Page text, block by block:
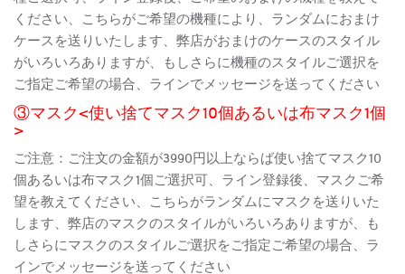
ください、こちらがご希望の機種により、ランダムにおまけ
ケースを送りいたします、弊店がおまけのケースのスタイル
がいろいろありますが、もしさらに機種のスタイルご選択を
ご指定ご希望の場合、ラインでメッセージを送ってください
③マスク<使い捨てマスク10個あるいは布マスク1個
>
ご注意：ご注文の金額が3990円以上ならば使い捨てマスク10
個あるいは布マスク1個ご選択可、ライン登録後、マスクご希
望を教えてください、こちらがランダムにマスクを送りいた
します、弊店のマスクのスタイルがいろいろありますが、も
しさらにマスクのスタイルご選択をご指定ご希望の場合、ラ
インでメッセージを送ってください